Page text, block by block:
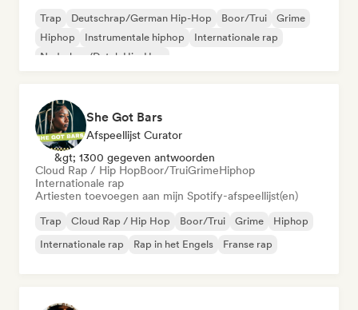
Trap Deutschrap/German Hip-Hop Boor/Trui
Grime
Hiphop
Instrumentale hiphop
Internationale rap
Nederhop/Dutch Hip-Hop
She Got Bars
Afspeellijst Curator
&gt; 1300 gegeven antwoorden
Cloud Rap / Hip HopBoor/TruiGrimeHiphop
Internationale rap
Artiesten toevoegen aan mijn Spotify-afspeellijst(en)
Trap Cloud Rap / Hip Hop Boor/Trui Grime
Hiphop
Internationale rap
Rap in het Engels Franse rap